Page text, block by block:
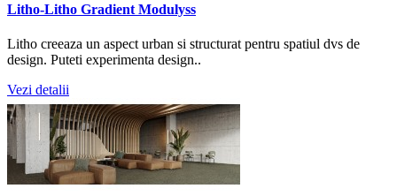
Litho-Litho Gradient Modulyss
Litho creeaza un aspect urban si structurat pentru spatiul dvs de
design. Puteti experimenta design..
Vezi detalii